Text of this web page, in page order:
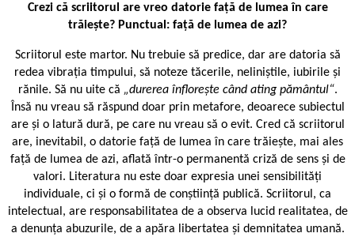
Crezi că scriitorul are vreo datorie față de lumea în care
trăiește? Punctual: față de lumea de azi?
Scriitorul este martor. Nu trebuie să predice, dar are datoria să
redea vibrația timpului, să noteze tăcerile, neliniștile, iubirile și
rănile. Să nu uite că „durerea înfloreşte când ating pământul“.
Însă nu vreau să răspund doar prin metafore, deoarece subiectul
are și o latură dură, pe care nu vreau să o evit. Cred că scriitorul
are, inevitabil, o datorie față de lumea în care trăiește, mai ales
față de lumea de azi, aflată într-o permanentă criză de sens și de
valori. Literatura nu este doar expresia unei sensibilități
individuale, ci și o formă de conștiință publică. Scriitorul, ca
intelectual, are responsabilitatea de a observa lucid realitatea, de
a denunța abuzurile, de a apăra libertatea și demnitatea umană.